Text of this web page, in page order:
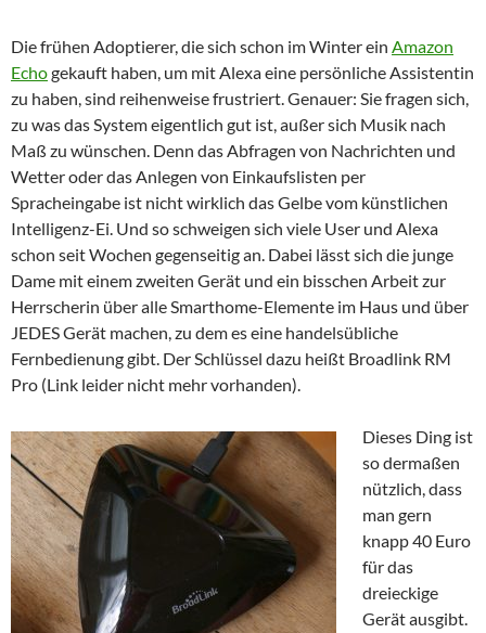
Die frühen Adoptierer, die sich schon im Winter ein Amazon
Echogekauft haben, um mit Alexa eine persönliche Assistentin
zu haben, sind reihenweise frustriert. Genauer: Sie fragen sich,
zu was das System eigentlich gut ist, außer sich Musik nach
Maß zu wünschen. Denn das Abfragen von Nachrichten und
Wetter oder das Anlegen von Einkaufslisten per
Spracheingabe ist nicht wirklich das Gelbe vom künstlichen
Intelligenz-Ei. Und so schweigen sich viele User und Alexa
schon seit Wochen gegenseitig an. Dabei lässt sich die junge
Dame mit einem zweiten Gerät und ein bisschen Arbeit zur
Herrscherin über alle Smarthome-Elemente im Haus und über
JEDES Gerät machen, zu dem es eine handelsübliche
Fernbedienung gibt. Der Schlüssel dazu heißt Broadlink RM
Pro (Link leider nicht mehr vorhanden).
Dieses Ding ist
so dermaßen
nützlich, dass
man gern
knapp 40 Euro
für das
dreieckige
Gerät ausgibt.